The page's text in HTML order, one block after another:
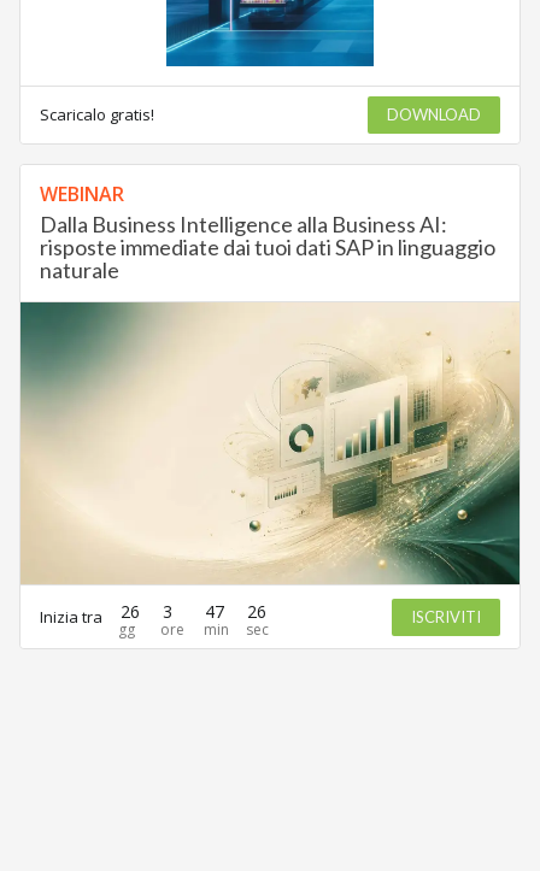
Scaricalo gratis! DOWNLOAD
WEBINAR
Dalla Business Intelligence alla Business AI:
risposte immediate dai tuoi dati SAP in linguaggio
naturale
Inizia tra 26 3 47 26 ISCRIVITI